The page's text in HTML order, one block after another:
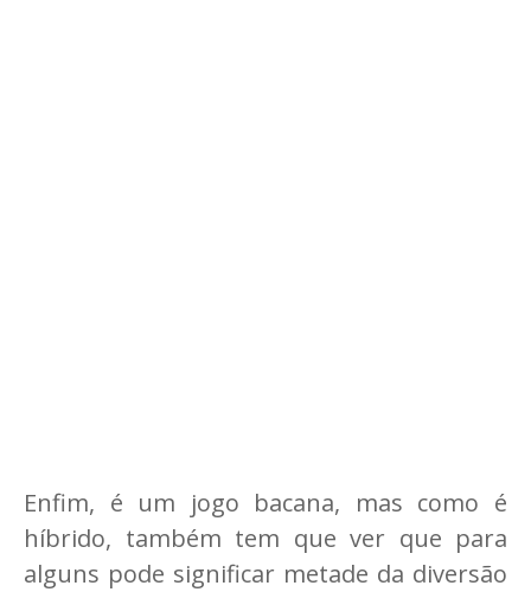
Enfim, é um jogo bacana, mas como é
híbrido, também tem que ver que para
alguns pode significar metade da diversão